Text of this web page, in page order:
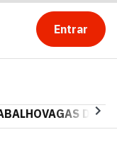
Entrar
VAGAS DE